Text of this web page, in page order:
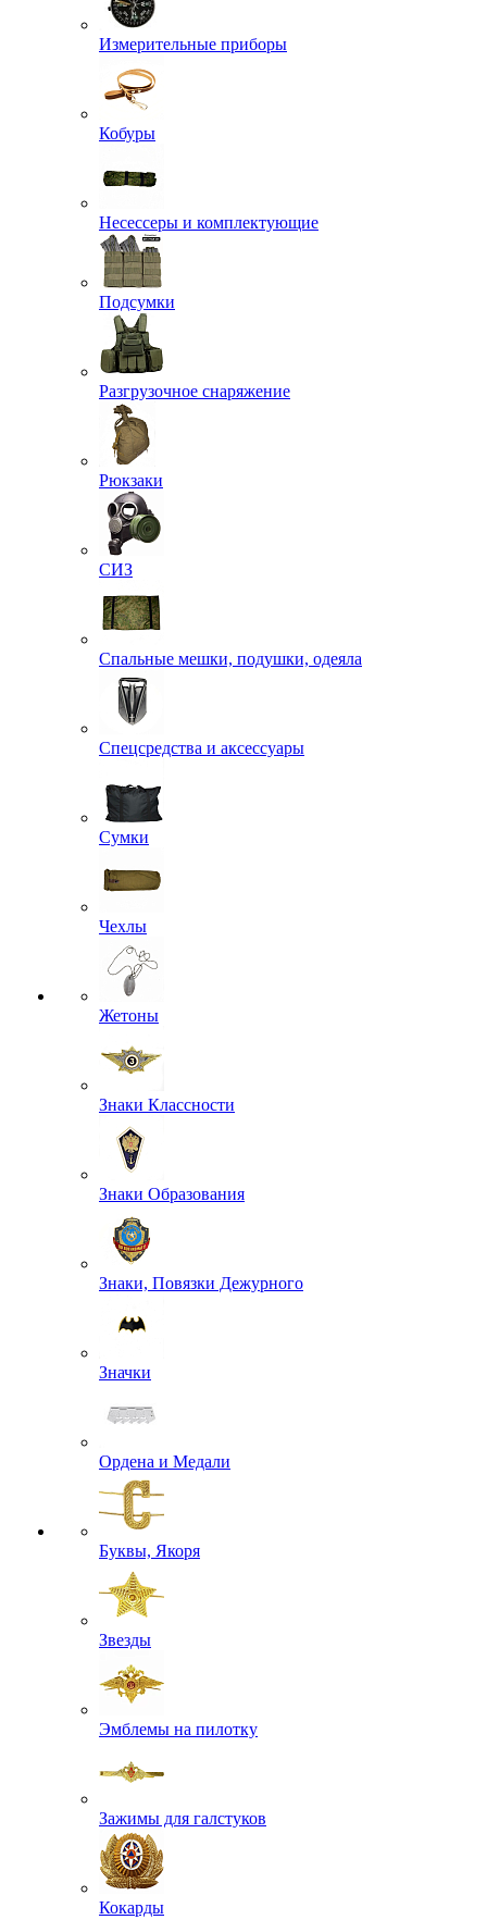
Измерительные приборы
Кобуры
Несессеры и комплектующие
Подсумки
Разгрузочное снаряжение
Рюкзаки
СИЗ
Спальные мешки, подушки, одеяла
Спецсредства и аксессуары
Сумки
Чехлы
Жетоны
Знаки Классности
Знаки Образования
Знаки, Повязки Дежурного
Значки
Ордена и Медали
Буквы, Якоря
Звезды
Эмблемы на пилотку
Зажимы для галстуков
Кокарды